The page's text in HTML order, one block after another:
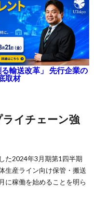
輸送改革」 先行企業の
取材
た2024年3月期第1四半期
生産ライン向け保管・搬送
に稼働を始めることを明ら